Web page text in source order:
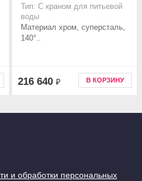
Тип: С краном для питьевой
воды
Материал хром, суперсталь,
140°..
216 640 ₽ В КОРЗИНУ
и обработки персональных